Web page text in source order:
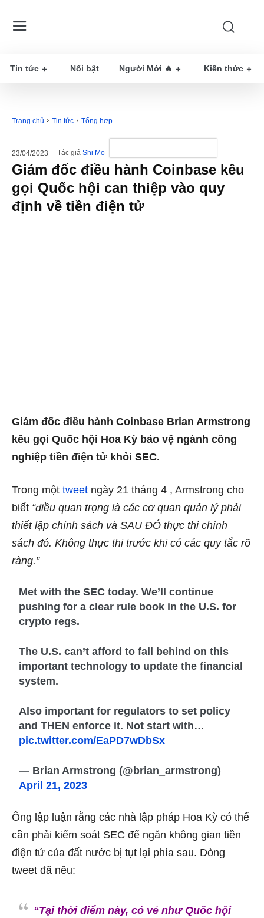
Tin tức Nổi bật Người Mới 🔥 Kiến thức
Trang chủ Tin tức Tổng hợp
23/04/2023 Tác giả Shi Mo
Giám đốc điều hành Coinbase kêu
gọi Quốc hội can thiệp vào quy
định về tiền điện tử
Giám đốc điều hành Coinbase Brian Armstrong
kêu gọi Quốc hội Hoa Kỳ bảo vệ ngành công
nghiệp tiền điện tử khỏi SEC.
Trong một tweet ngày 21 tháng 4 , Armstrong cho
biết “điều quan trọng là các cơ quan quản lý phải
thiết lập chính sách và SAU ĐÓ thực thi chính
sách đó. Không thực thi trước khi có các quy tắc rõ
ràng.”
Met with the SEC today. We’ll continue
pushing for a clear rule book in the U.S. for
crypto regs.
The U.S. can’t afford to fall behind on this
important technology to update the financial
system.
Also important for regulators to set policy
and THEN enforce it. Not start with…
pic.twitter.com/EaPD7wDbSx
— Brian Armstrong (@brian_armstrong)
April 21, 2023
Ông lập luận rằng các nhà lập pháp Hoa Kỳ có thể
cần phải kiểm soát SEC để ngăn không gian tiền
điện tử của đất nước bị tụt lại phía sau. Dòng
tweet đã nêu:
“Tại thời điểm này, có vẻ như Quốc hội